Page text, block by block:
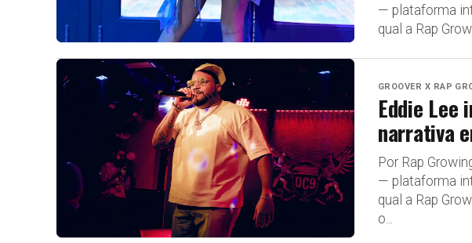
— plataforma
qual a Rap
GROOVER X RAP
Eddie Lee
narrativa
Por Rap
— plataforma
qual a Rap
o...